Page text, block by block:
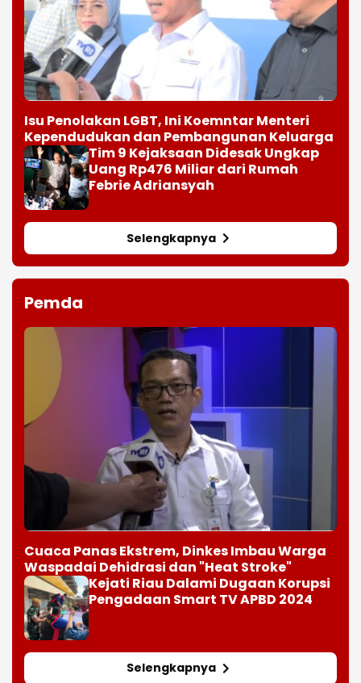
Isu Penolakan LGBT, Ini Koemntar Menteri
Kependudukan dan Pembangunan Keluarga
Tim 9 Kejaksaan Didesak Ungkap
Uang Rp476 Miliar dari Rumah
Febrie Adriansyah
Selengkapnya
Pemda
Cuaca Panas Ekstrem, Dinkes Imbau Warga
Waspadai Dehidrasi dan "Heat Stroke"
Kejati Riau Dalami Dugaan Korupsi
Pengadaan Smart TV APBD 2024
Selengkapnya